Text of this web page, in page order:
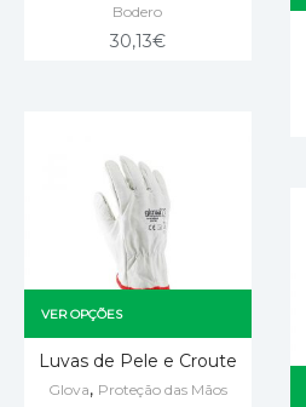
Bodero
30,13€
VER OPÇÕES
Luvas de Pele e Croute
Glova, Proteção das Mãos